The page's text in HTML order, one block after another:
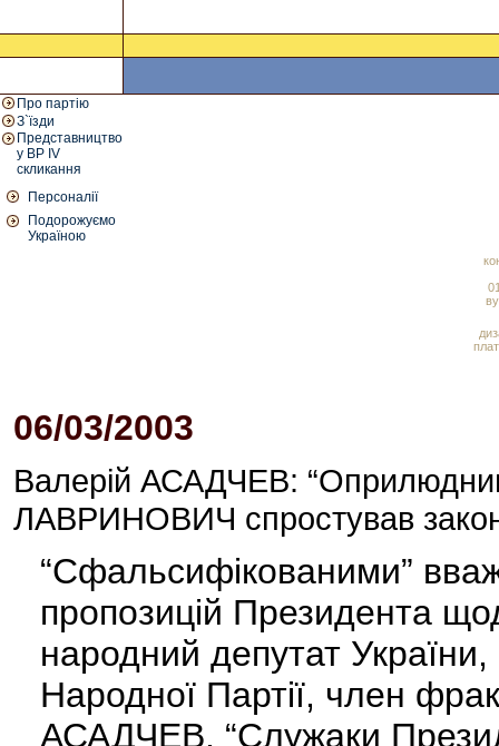
Про партію
З`їзди
Представництво
у ВР IV
скликання
Персоналії
Подорожуємо
Україною
06/03/2003
Валерій АСАДЧЕВ:
ЛАВРИНОВИЧ спростував закони
“Сфальсифікованими”
пропозицій Президента
народний депутат України,
Народної Партії, член
АСАДЧЕВ. “Служаки